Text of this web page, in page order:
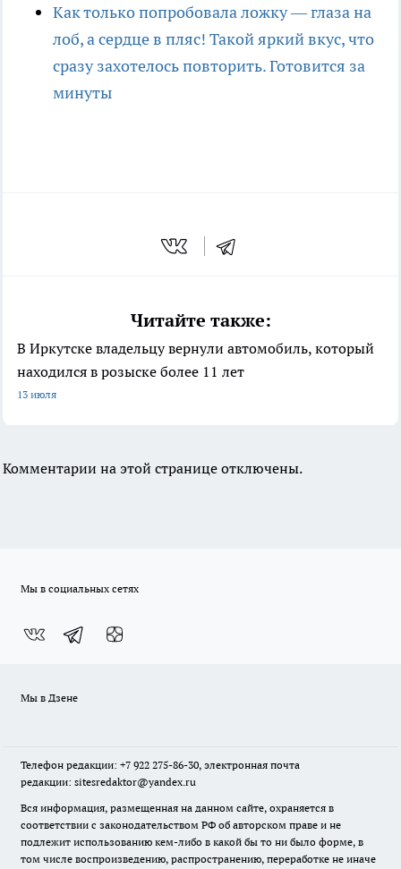
Как только попробовала ложку — глаза на
лоб, а сердце в пляс! Такой яркий вкус, что
сразу захотелось повторить. Готовится за
минуты
Читайте также:
В Иркутске владельцу вернули автомобиль, который
находился в розыске более 11 лет
13 июля
Комментарии на этой странице отключены.
Мы в социальных сетях
Мы в Дзене
Телефон редакции: +7 922 275-86-30, электронная почта
редакции: sitesredaktor@yandex.ru
Вся информация, размещенная на данном сайте, охраняется в
соответствии с законодательством РФ об авторском праве и не
подлежит использованию кем-либо в какой бы то ни было форме, в
том числе воспроизведению, распространению, переработке не иначе